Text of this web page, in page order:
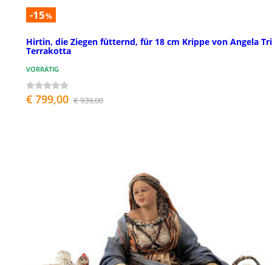
-15%
Hirtin, die Ziegen fütternd, für 18 cm Krippe von Angela
Terrakotta
VORRÄTIG
€ 799,00 € 939,00